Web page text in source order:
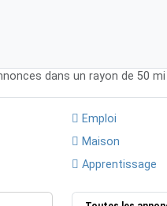
dans un rayon de 50
Emploi
Maison
Apprentissage